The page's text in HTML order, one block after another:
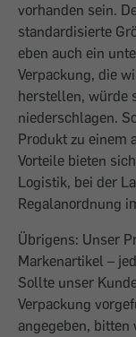
vorhanden sein.
standardisierte
eben auch ein
Verpackung, die
herstellen, würde
niederschlagen.
Produkt zu einem
Vorteile bieten
Logistik, bei der
Regalanordnung
Übrigens: Unser
Markenartikel –
Sollte unser
Verpackung
angegeben, bitten